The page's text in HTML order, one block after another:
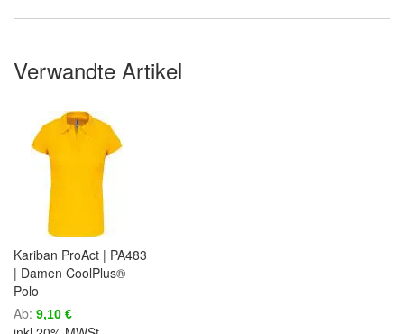
Verwandte Artikel
Kariban ProAct | PA483
| Damen CoolPlus®
Polo
Ab 9,10 €